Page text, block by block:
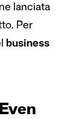
lanciata
Per
business